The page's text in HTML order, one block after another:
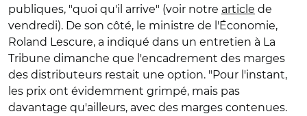
publiques, "quoi qu'il arrive" (voir notre article de
vendredi). De son côté, le ministre de l'Économie,
Roland Lescure, a indiqué dans un entretien à La
Tribune dimanche que l'encadrement des marges
des distributeurs restait une option. "Pour l'instant,
les prix ont évidemment grimpé, mais pas
davantage qu'ailleurs, avec des marges contenues.